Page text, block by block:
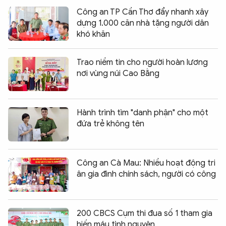
Công an TP Cần Thơ đẩy nhanh xây
dựng 1.000 căn nhà tặng người dân
khó khăn
Trao niềm tin cho người hoàn lương
nơi vùng núi Cao Bằng
Hành trình tìm "danh phận" cho một
đứa trẻ không tên
Công an Cà Mau: Nhiều hoạt động tri
ân gia đình chính sách, người có công
200 CBCS Cụm thi đua số 1 tham gia